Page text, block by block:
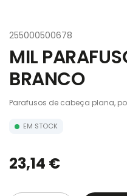
255000500678
MIL
BRANCO
Parafusos de cabeça plana,
EM STOCK
23,14 €